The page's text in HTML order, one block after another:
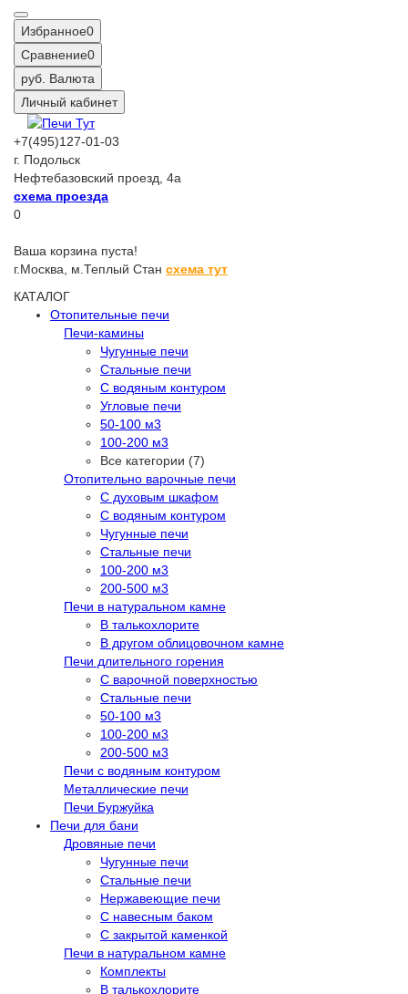
Избранное0
Сравнение0
руб. Валюта
Личный кабинет
+7(495)127-01-03
г. Подольск
Нефтебазовский проезд, 4а
схема проезда
0
Ваша корзина пуста!
г.Москва, м.Теплый Стан схема тут
КАТАЛОГ
Отопительные печи
Печи-камины
Чугунные печи
Стальные печи
С водяным контуром
Угловые печи
50-100 м3
100-200 м3
Все категории (7)
Отопительно варочные печи
С духовым шкафом
С водяным контуром
Чугунные печи
Стальные печи
100-200 м3
200-500 м3
Печи в натуральном камне
В талькохлорите
В другом облицовочном камне
Печи длительного горения
С варочной поверхностью
Стальные печи
50-100 м3
100-200 м3
200-500 м3
Печи с водяным контуром
Металлические печи
Печи Буржуйка
Печи для бани
Дровяные печи
Чугунные печи
Стальные печи
Нержавеющие печи
С навесным баком
С закрытой каменкой
Печи в натуральном камне
Комплекты
В талькохлорите